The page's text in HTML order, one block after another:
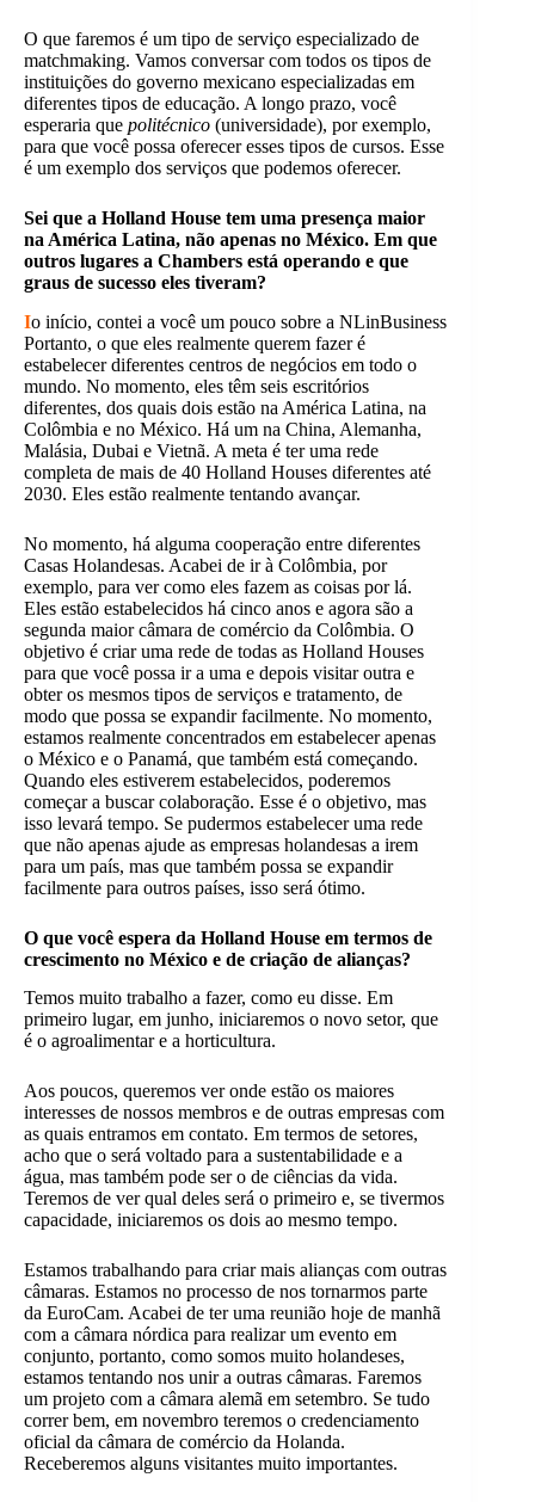
O que faremos é um tipo de serviço especializado de
matchmaking. Vamos conversar com todos os tipos de
instituições do governo mexicano especializadas em
diferentes tipos de educação. A longo prazo, você
esperaria que politécnico (universidade), por exemplo,
para que você possa oferecer esses tipos de cursos. Esse
é um exemplo dos serviços que podemos oferecer.
Sei que a Holland House tem uma presença maior
na América Latina, não apenas no México. Em que
outros lugares a Chambers está operando e que
graus de sucesso eles tiveram?
Io início, contei a você um pouco sobre a NLinBusiness
Portanto, o que eles realmente querem fazer é
estabelecer diferentes centros de negócios em todo o
mundo. No momento, eles têm seis escritórios
diferentes, dos quais dois estão na América Latina, na
Colômbia e no México. Há um na China, Alemanha,
Malásia, Dubai e Vietnã. A meta é ter uma rede
completa de mais de 40 Holland Houses diferentes até
2030. Eles estão realmente tentando avançar.
No momento, há alguma cooperação entre diferentes
Casas Holandesas. Acabei de ir à Colômbia, por
exemplo, para ver como eles fazem as coisas por lá.
Eles estão estabelecidos há cinco anos e agora são a
segunda maior câmara de comércio da Colômbia. O
objetivo é criar uma rede de todas as Holland Houses
para que você possa ir a uma e depois visitar outra e
obter os mesmos tipos de serviços e tratamento, de
modo que possa se expandir facilmente. No momento,
estamos realmente concentrados em estabelecer apenas
o México e o Panamá, que também está começando.
Quando eles estiverem estabelecidos, poderemos
começar a buscar colaboração. Esse é o objetivo, mas
isso levará tempo. Se pudermos estabelecer uma rede
que não apenas ajude as empresas holandesas a irem
para um país, mas que também possa se expandir
facilmente para outros países, isso será ótimo.
O que você espera da Holland House em termos de
crescimento no México e de criação de alianças?
Temos muito trabalho a fazer, como eu disse. Em
primeiro lugar, em junho, iniciaremos o novo setor, que
é o agroalimentar e a horticultura.
Aos poucos, queremos ver onde estão os maiores
interesses de nossos membros e de outras empresas com
as quais entramos em contato. Em termos de setores,
acho que o será voltado para a sustentabilidade e a
água, mas também pode ser o de ciências da vida.
Teremos de ver qual deles será o primeiro e, se tivermos
capacidade, iniciaremos os dois ao mesmo tempo.
Estamos trabalhando para criar mais alianças com outras
câmaras. Estamos no processo de nos tornarmos parte
da EuroCam. Acabei de ter uma reunião hoje de manhã
com a câmara nórdica para realizar um evento em
conjunto, portanto, como somos muito holandeses,
estamos tentando nos unir a outras câmaras. Faremos
um projeto com a câmara alemã em setembro. Se tudo
correr bem, em novembro teremos o credenciamento
oficial da câmara de comércio da Holanda.
Receberemos alguns visitantes muito importantes.